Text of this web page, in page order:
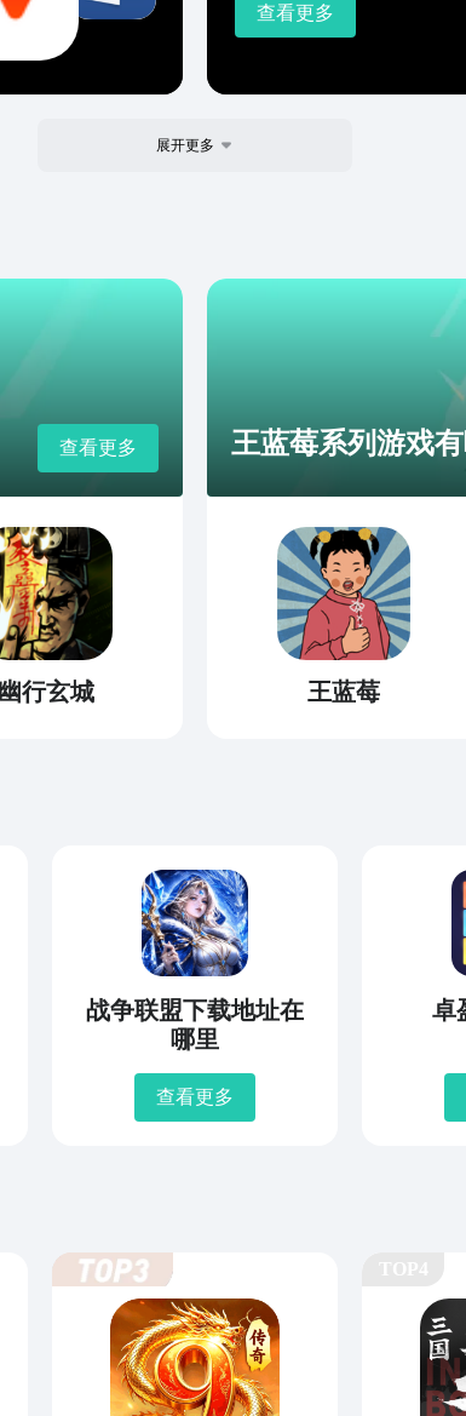
查看更多
展开更多
查看更多
幽行玄城
王蓝莓系列游戏
王蓝莓
战争联盟下载地址在
哪里
查看更多
卓